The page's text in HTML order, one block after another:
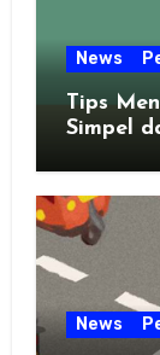
News
Tips
Simpel
Zaman
News